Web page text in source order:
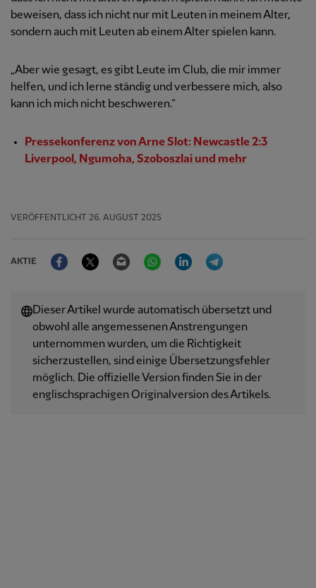
beweisen, dass ich nicht nur mit Leuten in meinem Alter,
sondern auch mit Leuten ab einem Alter spielen kann.
„Aber wie gesagt, es gibt Leute im Club, die mir immer
helfen, und ich lerne ständig und verbessere mich, also
kann ich mich nicht beschweren.“
Pressekonferenz von Arne Slot: Newcastle 2:3
Liverpool, Ngumoha, Szoboszlai und mehr
VERÖFFENTLICHT 26. AUGUST 2025
AKTIE
FacebookTwitter Email WhatsAppLinkedIn
Dieser Artikel wurde automatisch übersetzt und
obwohl alle angemessenen Anstrengungen
unternommen wurden, um die Richtigkeit
sicherzustellen, sind einige Übersetzungsfehler
möglich. Die offizielle Version finden Sie in der
englischsprachigen Originalversion des Artikels.